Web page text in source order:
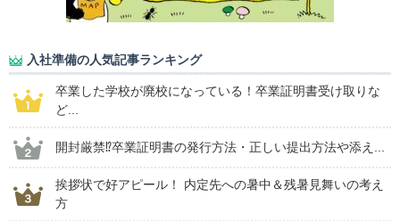
入社準備の人気記事ランキング
卒業した学校が廃校になっている！卒業証明書受け取りな
ど...
開封厳禁⁉卒業証明書の発行方法・正しい提出方法や添え...
挨拶状で好アピール！ 内定先への暑中＆残暑見舞いの考え
方